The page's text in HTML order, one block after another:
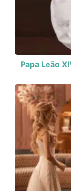
Papa Leão